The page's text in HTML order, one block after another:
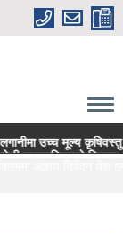
उच्च मूल्य कृषिवस्तु
नियमन